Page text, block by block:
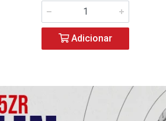
Adicionar